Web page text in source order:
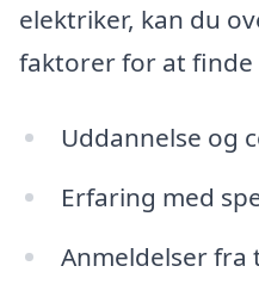
elektriker, kan du
faktorer for at finde
Uddannelse og
Erfaring med
Anmeldelser